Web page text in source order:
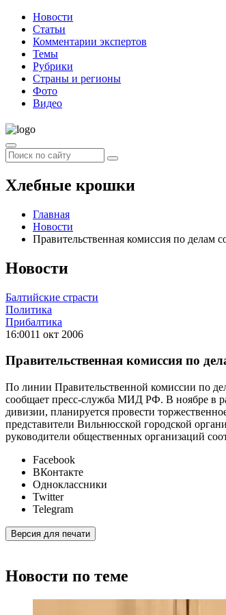
Новости
Статьи
Комментарии экспертов
Темы
Рубрики
Страны и регионы
Фото
Видео
Хлебные крошки
Главная
Новости
Правительственная комиссия по делам
Новости
Балтийские страсти
Политика
Прибалтика
16:0011 окт 2006
Правительственная комиссия по
По линии Правительственной комиссии по
сообщает пресс-служба МИД РФ. В ноябре в
дивизии, планируется провести
представители Вильнюсской городской
руководители общественных организаций
Facebook
ВКонтакте
Одноклассники
Twitter
Telegram
Версия для печати
Новости по теме